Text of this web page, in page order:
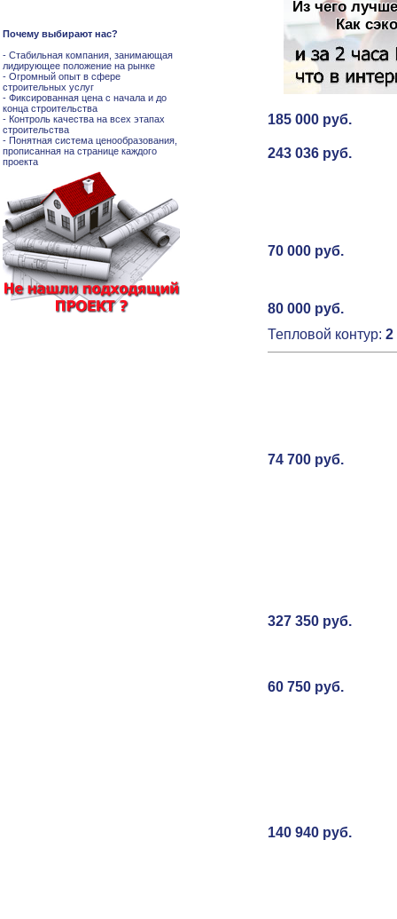
Почему выбирают нас?
- Стабильная компания, занимающая
лидирующее положение на рынке
- Огромный опыт в сфере
строительных услуг
- Фиксированная цена с начала и до
конца строительства
- Контроль качества на всех этапах
строительства
- Понятная система ценообразования,
прописанная на странице каждого
проекта
Из чего
Как
185 000 руб.
243 036 руб.
70 000 руб.
80 000 руб.
Тепловой контур: 2
74 700 руб.
327 350 руб.
60 750 руб.
140 940 руб.